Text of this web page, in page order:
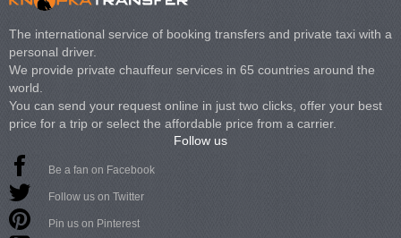
The international service of booking transfers and private taxi with a
personal driver.
We provide private chauffeur services in 65 countries around the
world.
You can send your request online in just two clicks, offer your best
price for a trip or select the affordable price from a carrier.
Follow us
Be a fan on Facebook
Follow us on Twitter
Pin us on Pinterest